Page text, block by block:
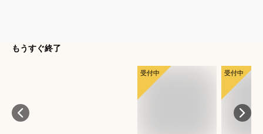
もうすぐ終了
受付中 受付中